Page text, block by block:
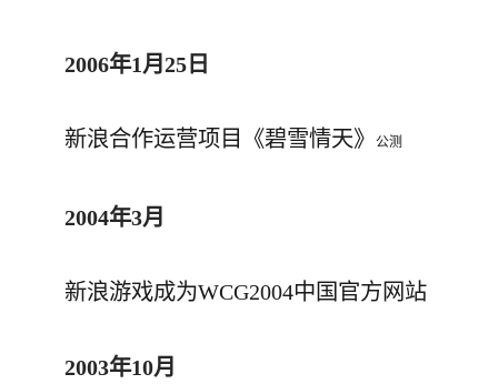
2006年1月25日
新浪合作运营项目《碧雪情天》 公测
2004年3月
新浪游戏成为WCG2004中国官方网站
2003年10月